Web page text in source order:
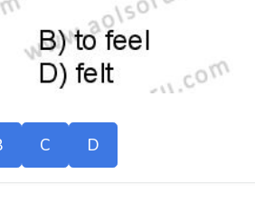
C D